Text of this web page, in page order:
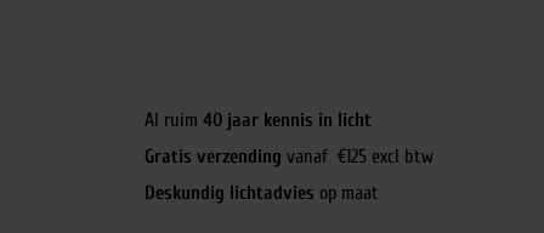
Al ruim 40 jaar kennis in licht
Gratis verzending vanaf €125 excl btw
Deskundig lichtadvies op maat